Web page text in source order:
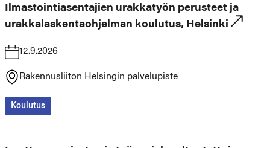
Ilmastointiasentajien urakkatyön perusteet ja
urakkalaskentaohjelman koulutus, Helsinki
12.9.2026
Rakennusliiton Helsingin palvelupiste
Koulutus